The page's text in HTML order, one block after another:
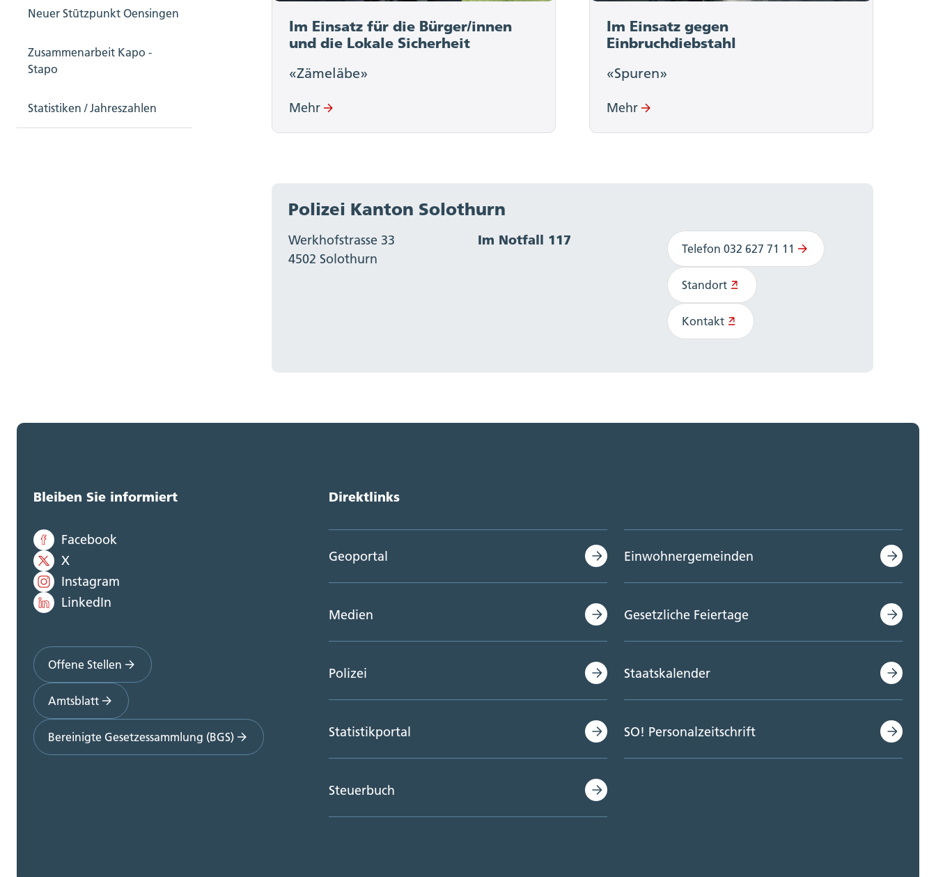
Neuer Stützpunkt Oensingen
Zusammenarbeit Kapo -
Stapo
Statistiken / Jahreszahlen
Im Einsatz für die Bürger/innen
und die Lokale Sicherheit
«Zämeläbe»
Mehr
Im Einsatz gegen
Einbruchdiebstahl
«Spuren»
Mehr
Polizei Kanton Solothurn
Werkhofstrasse 33
4502 Solothurn
Im Notfall 117
Telefon 032 627 71 11
Standort
Kontakt
Bleiben Sie informiert
Facebook
X
Instagram
LinkedIn
Offene Stellen
Amtsblatt
Bereinigte Gesetzessammlung (BGS)
Direktlinks
Geoportal
Medien
Polizei
Statistikportal
Steuerbuch
Einwohnergemeinden
Gesetzliche Feiertage
Staatskalender
SO! Personalzeitschrift